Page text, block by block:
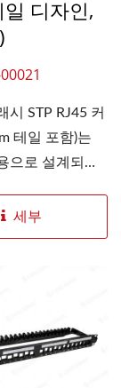
디자인,
시 STP RJ45 커
테일 포함)는
으로 설계되었
세부